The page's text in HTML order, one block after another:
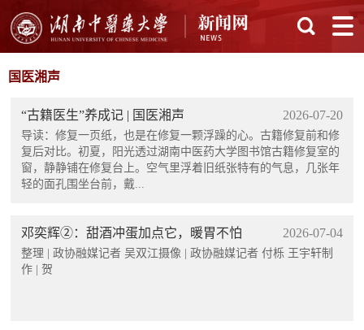
国医湘声
“古籍医生”养成记 | 国医湘声 2026-07-20
导读：修复一页纸，也是在修复一颗浮躁的心。古籍修复前和修
复后对比。初夏，阳光透过湖南中医药大学图书馆古籍修复室的
窗，静静铺在修复台上。空气里浮着旧纸张特有的气息，几张年
轻的面孔围坐台前，戴...
邓奕辉②：甜酒冲蛋加点它，暖胃不怕
胀 | 国医湘声·经方食养
2026-07-04
整理 | 政协融媒记者 吴双江摄像 | 政协融媒记者 付栎 王宇轩制
作 | 贺